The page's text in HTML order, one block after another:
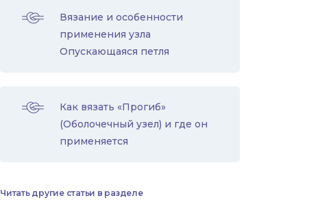
Вязание и особенности
применения узла
Опускающаяся петля
Как вязать «Прогиб»
(Оболочечный узел) и где он
применяется
Читать другие статьи в разделе